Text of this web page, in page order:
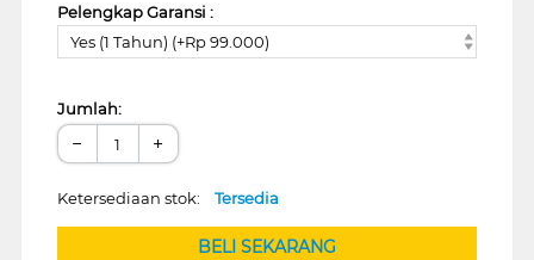
Pelengkap Garansi :
Yes (1 Tahun) (+Rp 99.000)
Jumlah:
− +
Ketersediaan stok: Tersedia
BELI SEKARANG